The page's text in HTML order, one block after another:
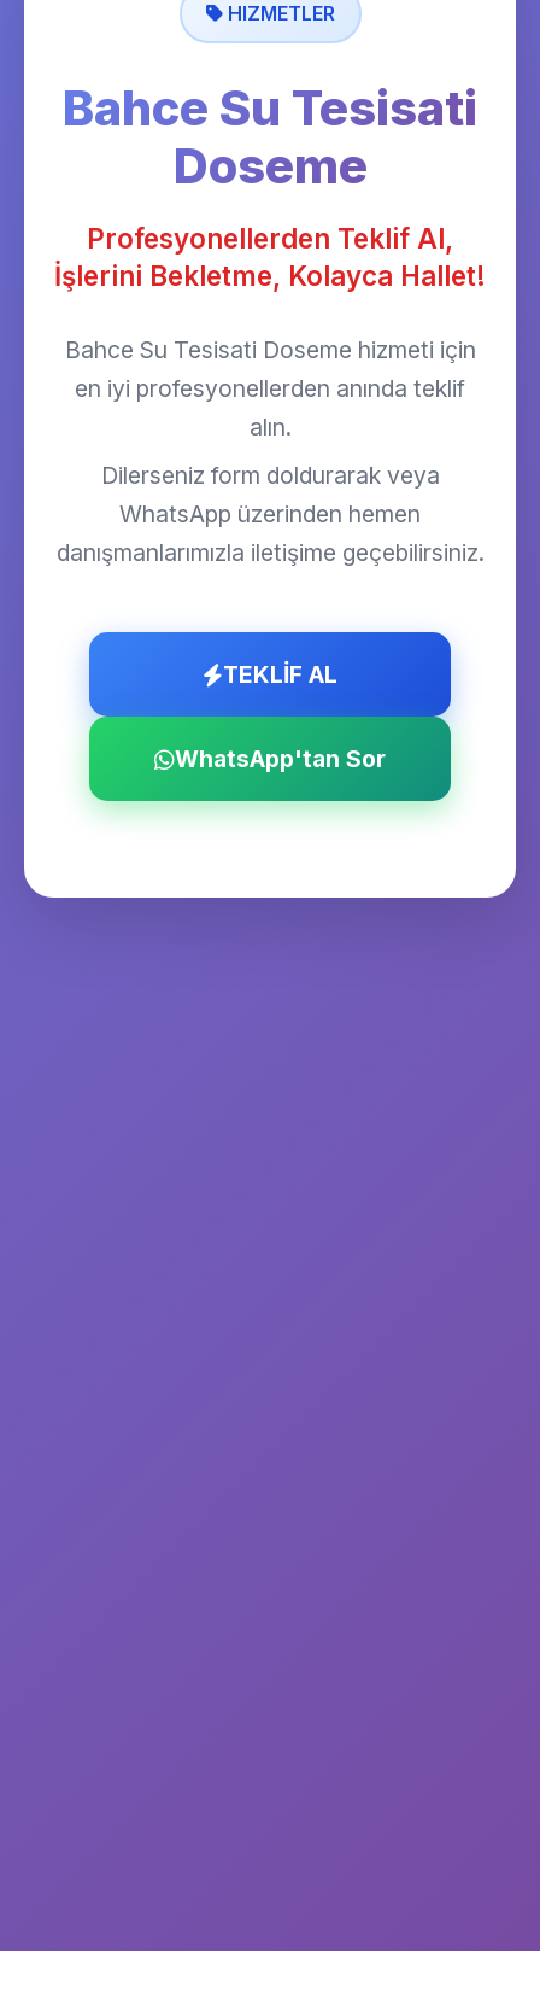
HIZMETLER
Bahce Su Tesisati
Doseme
Profesyonellerden Teklif Al,
İşlerini Bekletme, Kolayca Hallet!
Bahce Su Tesisati Doseme hizmeti için
en iyi profesyonellerden anında teklif
alın.
Dilerseniz form doldurarak veya
WhatsApp üzerinden hemen
danışmanlarımızla iletişime geçebilirsiniz.
TEKLİF AL
WhatsApp'tan Sor